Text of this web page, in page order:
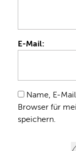
E-Mail:
Name, E-
Browser für
speichern.